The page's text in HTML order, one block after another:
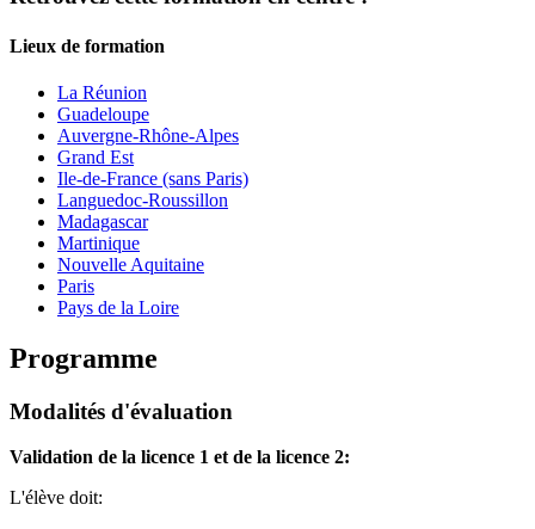
Lieux de formation
La Réunion
Guadeloupe
Auvergne-Rhône-Alpes
Grand Est
Ile-de-France (sans Paris)
Languedoc-Roussillon
Madagascar
Martinique
Nouvelle Aquitaine
Paris
Pays de la Loire
Programme
Modalités d'évaluation
Validation de la licence 1 et de la licence 2:
L'élève doit: